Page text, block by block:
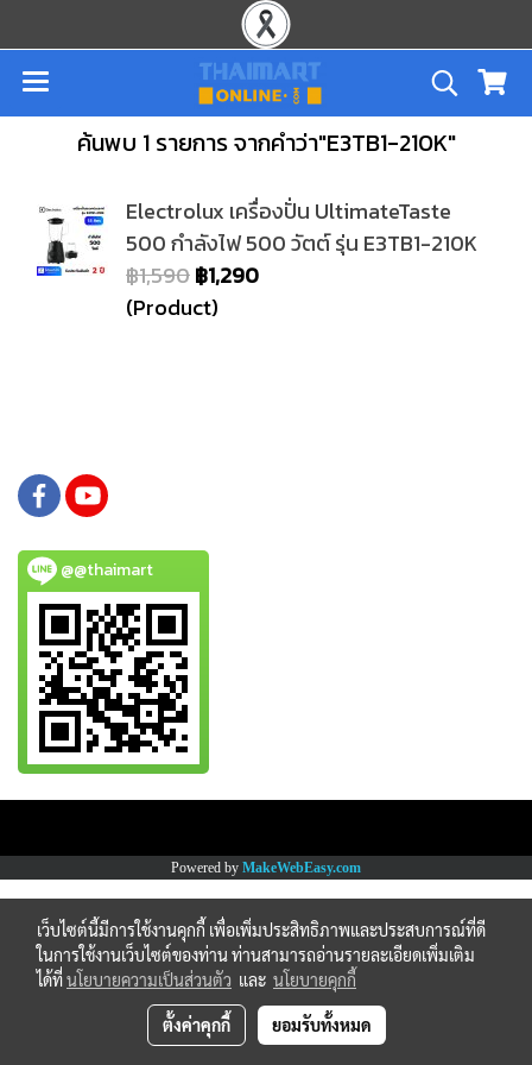
ค้นพบ 1 รายการ จากคำว่า"E3TB1-210K"
Electrolux เครื่องปั่น UltimateTaste
500 กำลังไฟ 500 วัตต์ รุ่น E3TB1-210K
฿1,590฿1,290
(Product)
@@thaimart
Powered by MakeWebEasy.com
เว็บไซต์นี้มีการใช้งานคุกกี้ เพื่อเพิ่มประสิทธิภาพและประสบการณ์ที่ดี
ในการใช้งานเว็บไซต์ของท่าน ท่านสามารถอ่านรายละเอียดเพิ่มเติม
ได้ที่นโยบายความเป็นส่วนตัว และ นโยบายคุกกี้
ตั้งค่าคุกกี้ ยอมรับทั้งหมด